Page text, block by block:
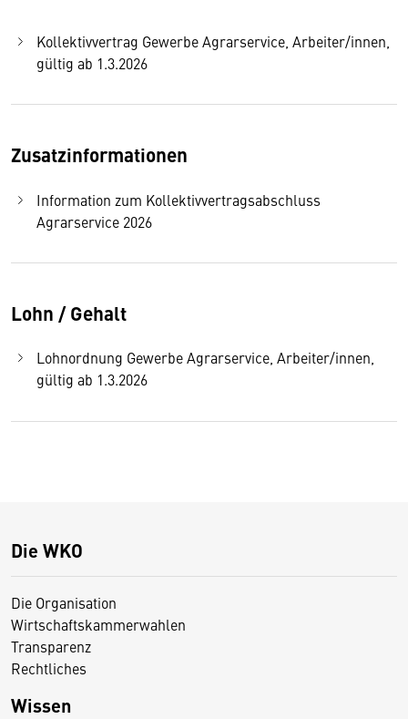
Kollektivvertrag Gewerbe Agrarservice, Arbeiter/innen,
gültig ab 1.3.2026
Zusatzinformationen
Information zum Kollektivvertragsabschluss
Agrarservice 2026
Lohn / Gehalt
Lohnordnung Gewerbe Agrarservice, Arbeiter/innen,
gültig ab 1.3.2026
Die WKO
Die Organisation
Wirtschaftskammerwahlen
Transparenz
Rechtliches
Wissen